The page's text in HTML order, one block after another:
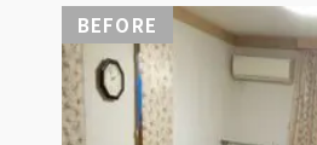
BEFORE